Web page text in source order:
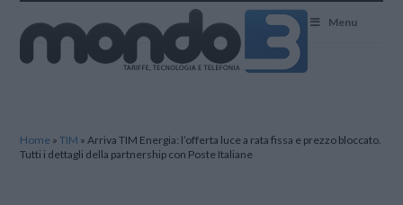
Menu
Home »TIM »Arriva TIM Energia: l’offerta luce a rata fissa e prezzo bloccato.
Tutti i dettagli della partnership con Poste Italiane